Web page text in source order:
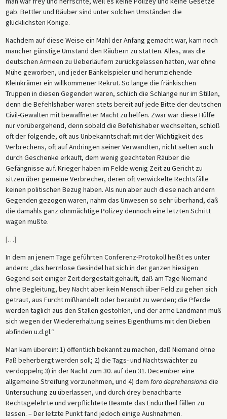
gab. Bettler und Räuber sind unter solchen Umständen die
glücklichsten Könige.
Nachdem auf diese Weise ein Mahl der Anfang gemacht war, kam noch
mancher günstige Umstand den Räubern zu statten. Alles, was die
deutschen Armeen zu Ueberläufern zurückgelassen hatten, war ohne
Mühe geworben, und jeder Bänkelspieler und herumziehende
Kleinkrämer ein willkommener Rekrut. So lange die fränkischen
Truppen in diesen Gegenden waren, schlich die Schlange nur im Stillen,
denn die Befehlshaber waren stets bereit auf jede Bitte der deutschen
Civil-Gewalten mit bewaffneter Macht zu helfen. Zwar war diese Hülfe
nur vorübergehend, denn sobald die Befehlshaber wechselten, schloß
oft der folgende, oft aus Unbekanntschaft mit der Wichtigkeit des
Verbrechens, oft auf Andringen seiner Verwandten, nicht selten auch
durch Geschenke erkauft, dem wenig geachteten Räuber die
Gefängnisse auf. Krieger haben im Felde wenig Zeit zu Gericht zu
sitzen über gemeine Verbrecher, deren oft verwickelte Rechtsfälle
keinen politischen Bezug haben. Als nun aber auch diese nach andern
Gegenden gezogen waren, nahm das Unwesen so sehr überhand, daß
die damahls ganz ohnmächtige Polizey dennoch eine letzten Schritt
wagen mußte.
[…]
In dem an jenem Tage geführten Conferenz-Protokoll heißt es unter
andern: „das herrnlose Gesindel hat sich in der ganzen hiesigen
Gegend seit einiger Zeit dergestalt gehäuft, daß am Tage Niemand
ohne Begleitung, bey Nacht aber kein Mensch über Feld zu gehen sich
getraut, aus Furcht mißhandelt oder beraubt zu werden; die Pferde
werden täglich aus den Ställen gestohlen, und der arme Landmann muß
sich wegen der Wiedererhaltung seines Eigenthums mit den Dieben
abfinden u.d.gl.“
Man kam überein: 1) öffentlich bekannt zu machen, daß Niemand ohne
Paß beherbergt werden soll; 2) die Tags- und Nachtswächter zu
verdoppeln; 3) in der Nacht zum 30. auf den 31. December eine
allgemeine Streifung vorzunehmen, und 4) dem foro deprehensionis die
Untersuchung zu überlassen, und durch drey benachbarte
Rechtsgelehrte und verpflichtete Beamte das Endurtheil fällen zu
lassen. – Der letzte Punkt fand jedoch einige Aushnahmen.